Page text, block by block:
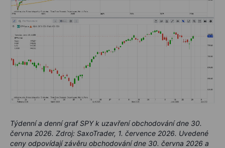
Týdenní a denní graf SPY k uzavření obchodování dne 30.
června 2026. Zdroj: SaxoTrader, 1. července 2026. Uvedené
ceny odpovídají závěru obchodování dne 30. června 2026 a